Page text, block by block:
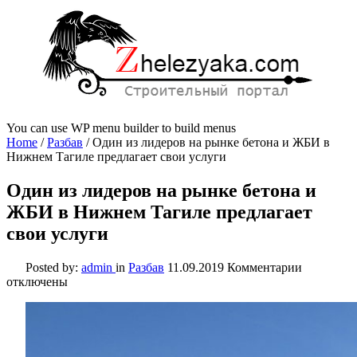
You can use WP menu builder to build menus
Home /Разбав /Один из лидеров на рынке бетона и ЖБИ в
Нижнем Тагиле предлагает свои услуги
Один из лидеров на рынке бетона и
ЖБИ в Нижнем Тагиле предлагает
свои услуги
Posted by: admin in Разбав 11.09.2019 Комментарии
отключены